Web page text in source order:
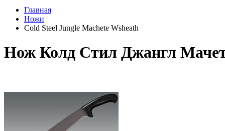
Главная
Ножи
Cold Steel Jungle Machete Wsheath
Нож Колд Стил Джангл